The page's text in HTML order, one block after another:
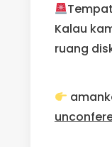
Kalau
ruang